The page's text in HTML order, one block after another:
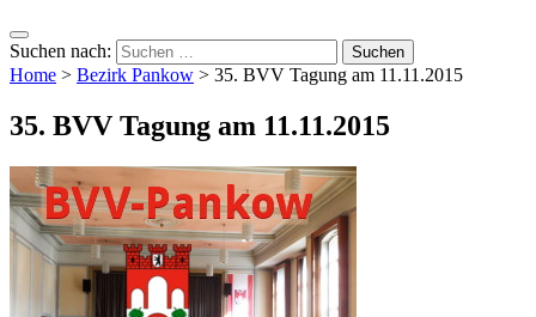
Suchen nach:
Home > Bezirk Pankow > 35. BVV Tagung am 11.11.2015
35. BVV Tagung am 11.11.2015